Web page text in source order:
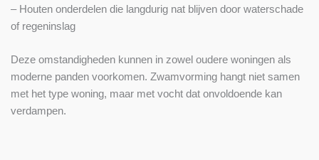
– Houten onderdelen die langdurig nat blijven door waterschade
of regeninslag
Deze omstandigheden kunnen in zowel oudere woningen als
moderne panden voorkomen. Zwamvorming hangt niet samen
met het type woning, maar met vocht dat onvoldoende kan
verdampen.